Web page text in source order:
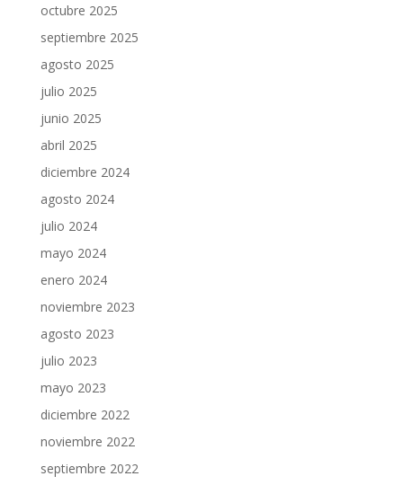
octubre 2025
septiembre 2025
agosto 2025
julio 2025
junio 2025
abril 2025
diciembre 2024
agosto 2024
julio 2024
mayo 2024
enero 2024
noviembre 2023
agosto 2023
julio 2023
mayo 2023
diciembre 2022
noviembre 2022
septiembre 2022